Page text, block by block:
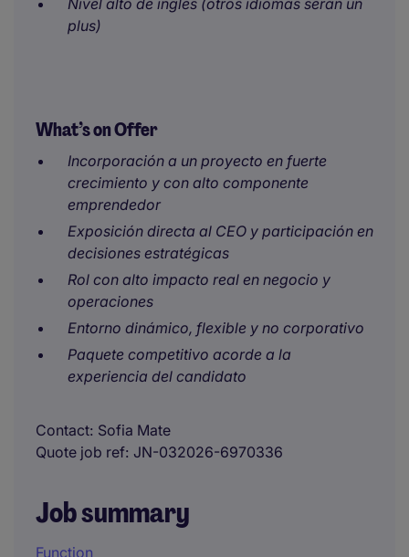
Nivel alto de inglés (otros idiomas serán un
plus)
What’s on Offer
Incorporación a un proyecto en fuerte
crecimiento y con alto componente
emprendedor
Exposición directa al CEO y participación en
decisiones estratégicas
Rol con alto impacto real en negocio y
operaciones
Entorno dinámico, flexible y no corporativo
Paquete competitivo acorde a la
experiencia del candidato
Contact Sofia Mate
Quote job ref JN-032026-6970336
Job summary
Function